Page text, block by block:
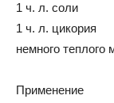
1 ч. л. соли
1 ч. л. цикория
немного теплого
Применение